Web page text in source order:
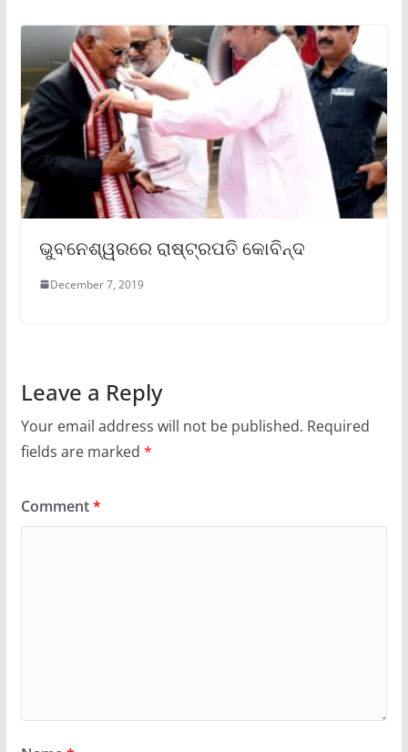
ଭୁବନେଶ୍ୱରରେ ରାଷ୍ଟ୍ରପତି କୋବିନ୍ଦ
December 7, 2019
Leave a Reply
Your email address will not be published. Required
fields are marked *
Comment*